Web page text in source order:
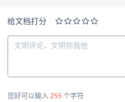
给文档打分
您好可以输入 255 个字符